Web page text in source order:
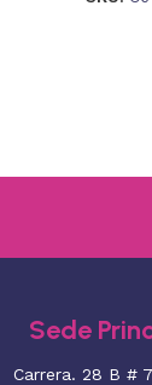
Sede
Carrera. 28 B #